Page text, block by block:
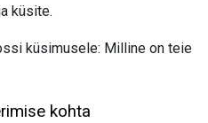
küsite.
küsimusele: Milline on teie
kohta